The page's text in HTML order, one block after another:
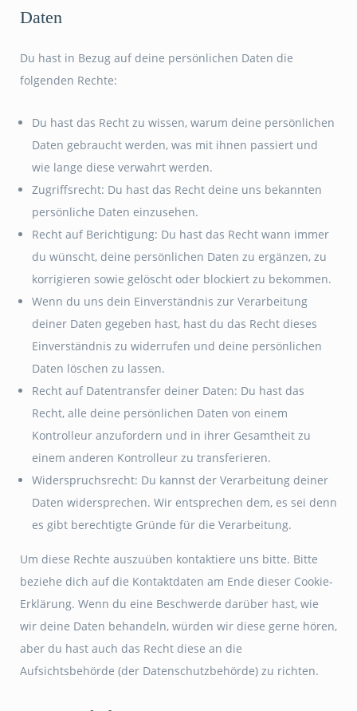
Daten
Du hast in Bezug auf deine persönlichen Daten die
folgenden Rechte:
Du hast das Recht zu wissen, warum deine persönlichen
Daten gebraucht werden, was mit ihnen passiert und
wie lange diese verwahrt werden.
Zugriffsrecht: Du hast das Recht deine uns bekannten
persönliche Daten einzusehen.
Recht auf Berichtigung: Du hast das Recht wann immer
du wünscht, deine persönlichen Daten zu ergänzen, zu
korrigieren sowie gelöscht oder blockiert zu bekommen.
Wenn du uns dein Einverständnis zur Verarbeitung
deiner Daten gegeben hast, hast du das Recht dieses
Einverständnis zu widerrufen und deine persönlichen
Daten löschen zu lassen.
Recht auf Datentransfer deiner Daten: Du hast das
Recht, alle deine persönlichen Daten von einem
Kontrolleur anzufordern und in ihrer Gesamtheit zu
einem anderen Kontrolleur zu transferieren.
Widerspruchsrecht: Du kannst der Verarbeitung deiner
Daten widersprechen. Wir entsprechen dem, es sei denn
es gibt berechtigte Gründe für die Verarbeitung.
Um diese Rechte auszuüben kontaktiere uns bitte. Bitte
beziehe dich auf die Kontaktdaten am Ende dieser Cookie-
Erklärung. Wenn du eine Beschwerde darüber hast, wie
wir deine Daten behandeln, würden wir diese gerne hören,
aber du hast auch das Recht diese an die
Aufsichtsbehörde (der Datenschutzbehörde) zu richten.